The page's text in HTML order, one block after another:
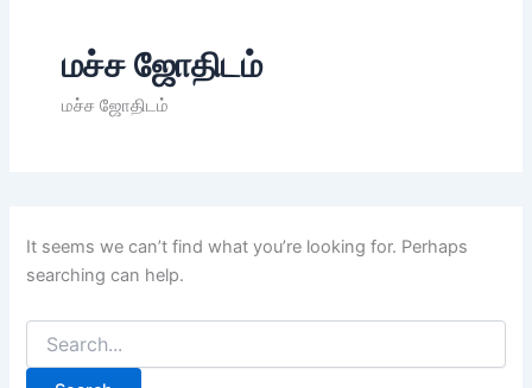
மச்ச ஜோதிடம்
மச்ச ஜோதிடம்
It seems we can’t find what you’re looking for. Perhaps
searching can help.